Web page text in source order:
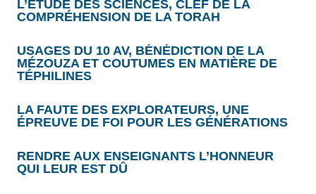
L’ÉTUDE DES SCIENCES, CLEF DE LA
COMPRÉHENSION DE LA TORAH
USAGES DU 10 AV, BÉNÉDICTION DE LA
MÉZOUZA ET COUTUMES EN MATIÈRE DE
TÉPHILINES
LA FAUTE DES EXPLORATEURS, UNE
ÉPREUVE DE FOI POUR LES GÉNÉRATIONS
RENDRE AUX ENSEIGNANTS L’HONNEUR
QUI LEUR EST DÛ